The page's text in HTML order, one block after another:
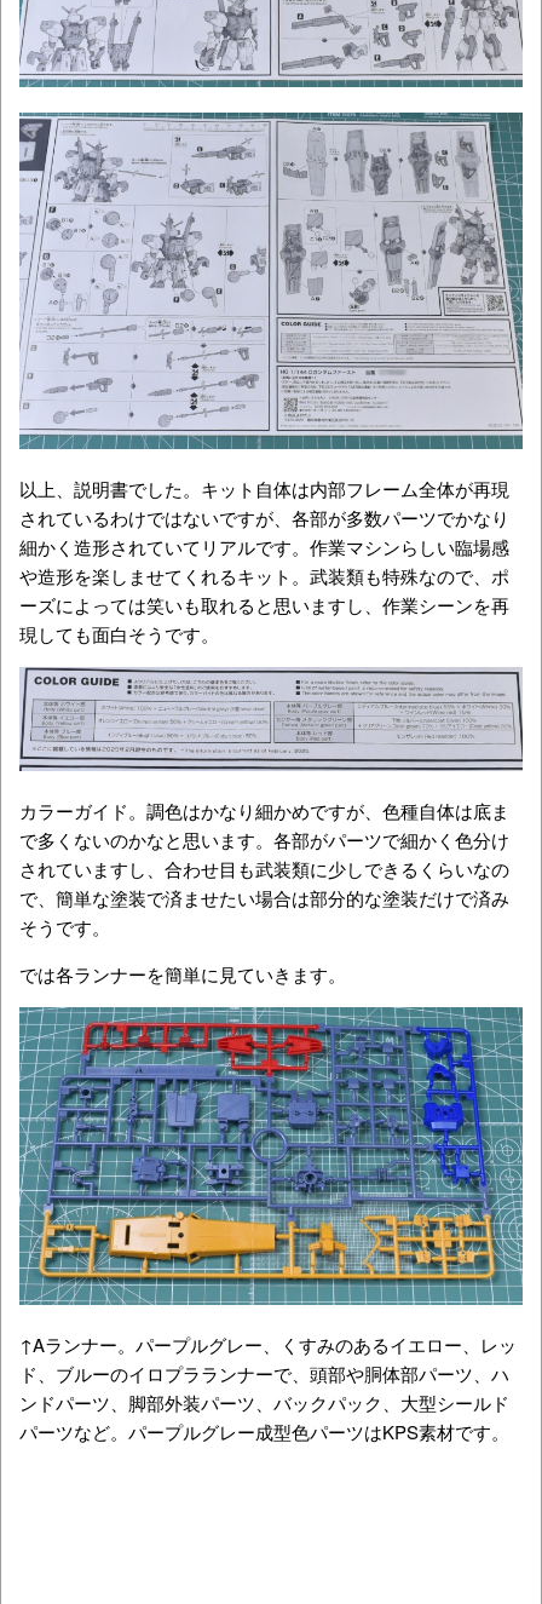
以上、説明書でした。キット自体は内部フレーム全体が再現
されているわけではないですが、各部が多数パーツでかなり
細かく造形されていてリアルです。作業マシンらしい臨場感
や造形を楽しませてくれるキット。武装類も特殊なので、ポ
ーズによっては笑いも取れると思いますし、作業シーンを再
現しても面白そうです。
カラーガイド。調色はかなり細かめですが、色種自体は底ま
で多くないのかなと思います。各部がパーツで細かく色分け
されていますし、合わせ目も武装類に少しできるくらいなの
で、簡単な塗装で済ませたい場合は部分的な塗装だけで済み
そうです。
では各ランナーを簡単に見ていきます。
↑Aランナー。パープルグレー、くすみのあるイエロー、レッ
ド、ブルーのイロプラランナーで、頭部や胴体部パーツ、ハ
ンドパーツ、脚部外装パーツ、バックパック、大型シールド
パーツなど。パープルグレー成型色パーツはKPS素材です。